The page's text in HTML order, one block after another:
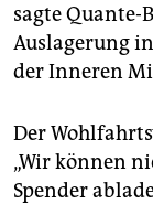
sagte Quante-
Auslagerung
der Inneren
Der
„Wir können
Spender